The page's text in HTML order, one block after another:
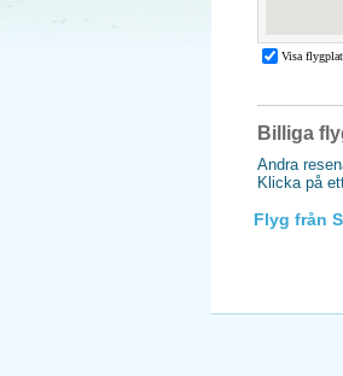
Billiga
Andra
Klicka på
Flyg från